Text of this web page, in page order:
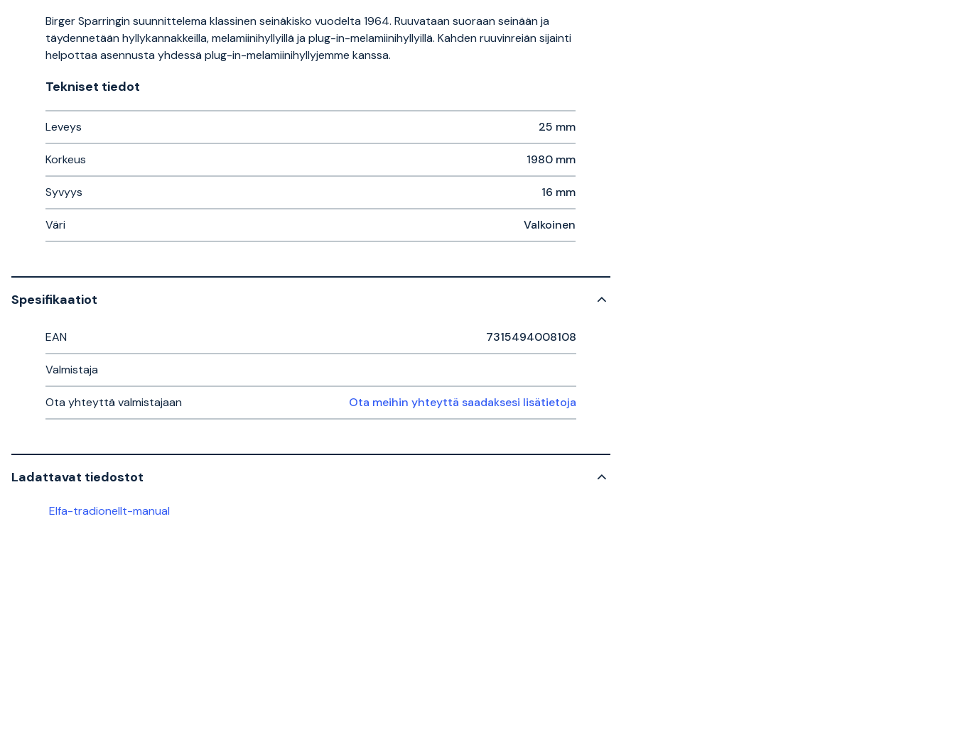
Birger Sparringin suunnittelema klassinen seinäkisko vuodelta 1964. Ruuvataan suoraan seinään ja
täydennetään hyllykannakkeilla, melamiinihyllyillä ja plug-in-melamiinihyllyillä. Kahden ruuvinreiän sijainti
helpottaa asennusta yhdessä plug-in-melamiinihyllyjemme kanssa.
Tekniset tiedot
Leveys 25 mm
Korkeus 1980 mm
Syvyys 16 mm
Väri Valkoinen
Spesifikaatiot
EAN 7315494008108
Valmistaja
Ota yhteyttä valmistajaan Ota meihin yhteyttä saadaksesi lisätietoja
Ladattavat tiedostot
Elfa-tradionellt-manual